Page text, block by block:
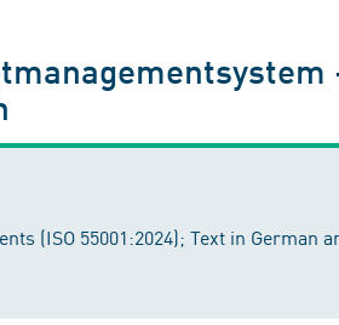
(ISO 55001:2024); Text in German